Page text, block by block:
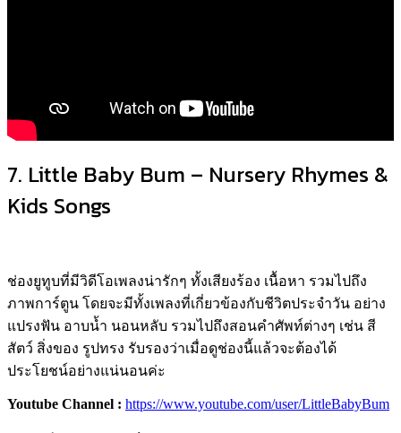
7. Little Baby Bum – Nursery Rhymes &
Kids Songs
ช่องยูทูบที่มีวิดีโอเพลงน่ารักๆ ทั้งเสียงร้อง เนื้อหา รวมไปถึง
ภาพการ์ตูน โดยจะมีทั้งเพลงที่เกี่ยวข้องกับชีวิตประจำวัน อย่าง
แปรงฟัน อาบน้ำ นอนหลับ รวมไปถึงสอนคำศัพท์ต่างๆ เช่น สี
สัตว์ สิ่งของ รูปทรง รับรองว่าเมื่อดูช่องนี้แล้วจะต้องได้
ประโยชน์อย่างแน่นอนค่ะ
Youtube Channel : https://www.youtube.com/user/LittleBabyBum